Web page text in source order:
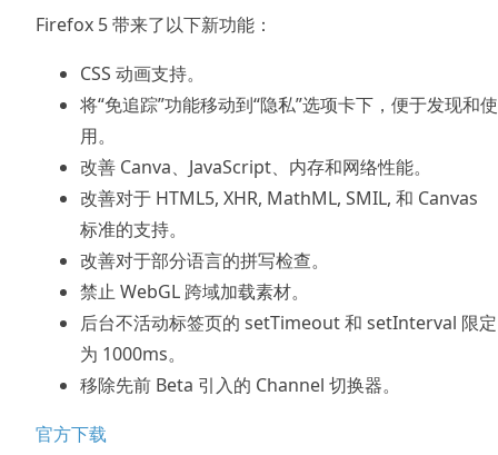
Firefox 5 带来了以下新功能：
CSS 动画支持。
将“免追踪”功能移动到“隐私”选项卡下，便于发现和使
用。
改善 Canva、JavaScript、内存和网络性能。
改善对于 HTML5, XHR, MathML, SMIL, 和 Canvas
标准的支持。
改善对于部分语言的拼写检查。
禁止 WebGL 跨域加载素材。
后台不活动标签页的 setTimeout 和 setInterval 限定
为 1000ms。
移除先前 Beta 引入的 Channel 切换器。
官方下载